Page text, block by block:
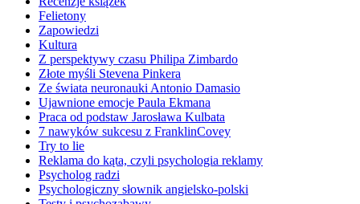
Felietony
Zapowiedzi
Kultura
Z perspektywy czasu Philipa Zimbardo
Złote myśli Stevena Pinkera
Ze świata neuronauki Antonio Damasio
Ujawnione emocje Paula Ekmana
Praca od podstaw Jarosława Kulbata
7 nawyków sukcesu z FranklinCovey
Try to lie
Reklama do kąta, czyli psychologia reklamy
Psycholog radzi
Psychologiczny słownik angielsko-polski